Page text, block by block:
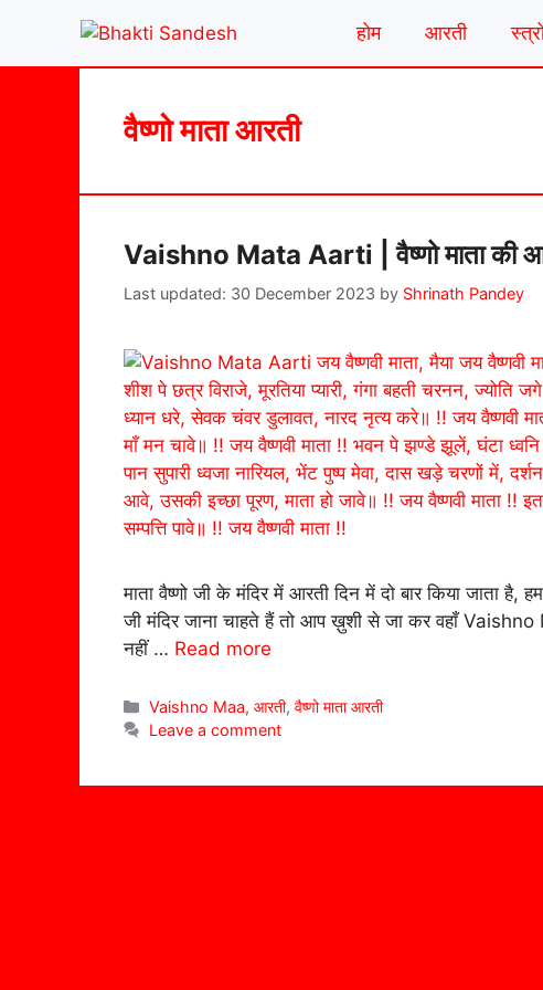
content
होम आरती
वैष्णो माता आरती
Vaishno Mata Aarti | वैष्णो माता की
30 December 2023 by Shrinath Pandey
माता वैष्णो जी के मंदिर में आरती दिन में दो बार किया जाता
जी मंदिर जाना चाहते हैं तो आप ख़ुशी से जा कर वहाँ
नहीं … Read more
Categories
Vaishno Maa,आरती,वैष्णो माता आरती
Leave a comment